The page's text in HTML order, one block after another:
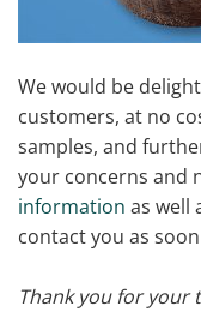
We would be
customers, at no
samples, and
your concerns and
information as well
contact you as
Thank you for your